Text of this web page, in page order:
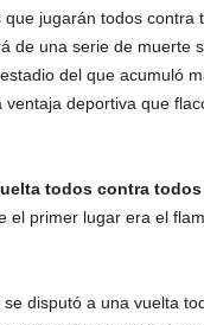
jugarán todos contra
de una serie de muerte
del que acumuló
deportiva que
todos contra
el primer lugar era el
disputó a una vuelta